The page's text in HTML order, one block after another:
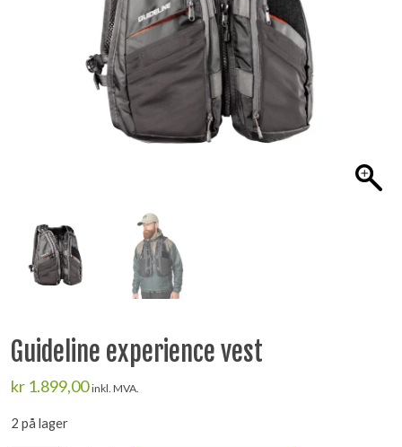
Guideline experience vest
kr 1.899,00 inkl. MVA.
2 på lager